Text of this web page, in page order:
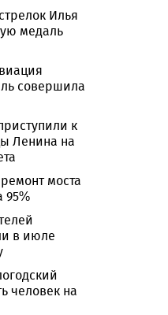
Илья
медаль
совершила
к
Ленина на
моста
95%
в июле
человек на